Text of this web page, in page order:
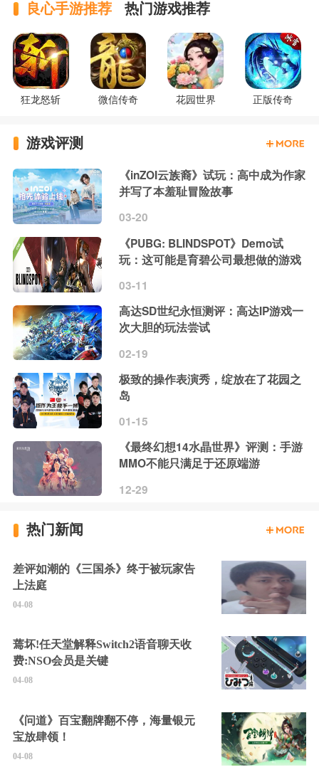
良心手游推荐 热门游戏推荐
狂龙怒斩 微信传奇 花园世界 正版传奇
游戏评测
《inZOI云族裔》试玩：高中成为作家
并写了本羞耻冒险故事
03-20
《PUBG: BLINDSPOT》Demo试
玩：这可能是育碧公司最想做的游戏
03-11
高达SD世纪永恒测评：高达IP游戏一
次大胆的玩法尝试
02-19
极致的操作表演秀，绽放在了花园之
岛
01-15
《最终幻想14水晶世界》评测：手游
MMO不能只满足于还原端游
12-29
热门新闻
差评如潮的《三国杀》终于被玩家告
上法庭
04-08
蔫坏!任天堂解释Switch2语音聊天收
费:NSO会员是关键
04-08
《问道》百宝翻牌翻不停，海量银元
宝放肆领！
04-08